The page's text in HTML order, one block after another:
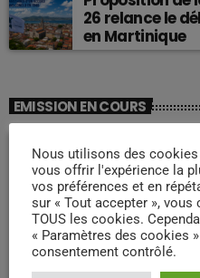
26 relance le
en Martinique
EMISSION EN COURS
Nous utilisons des
vous offrir l'expérience la
vos préférences et en
sur « Tout accepter »,
TOUS les cookies.
« Paramètres des cookies
consentement contrôlé.